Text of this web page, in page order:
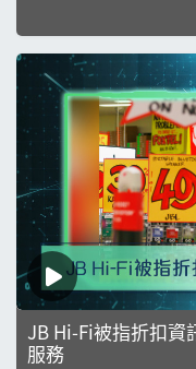
JB Hi-Fi被指折扣資
服務